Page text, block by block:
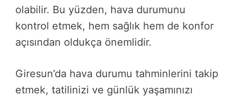
olabilir. Bu yüzden, hava durumunu
kontrol etmek, hem sağlık hem de konfor
açısından oldukça önemlidir.
Giresun’da hava durumu tahminlerini takip
etmek, tatilinizi ve günlük yaşamınızı